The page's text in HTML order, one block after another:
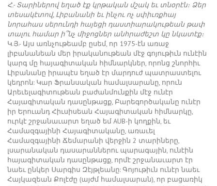
Հ.- Տարիներով եղած էք կրթական մշակ եւ տնօրէն։ Ձեր
տեսակէտով, Լիբանանի եւ ինչու ոչ սփիւռքհայ
նորահաս սերունդի հայեցի դաստիարակութեան թափ
տալու համար ի՞նչ միջոցներ անհրաժեշտ կը նկատէք։
Կ.Յ.- Այս առնչութեամբ ըսեմ, որ 1975-էն առաջ
լիբանանեան մեր իրականութեան մէջ գոյութիւն ունէին
կարգ մը հայագիտական հիմնարկներ, որոնց շնորհիւ
Լիբանանը իրապէս եղած էր մարդուժ պատրաստելու
կեդրոն: Կար Ֆրանսական համալսարանը, որուն
Արեւելագիտութեան բաժանմունքին մէջ ունէր
Հայագիտական դասընթացք, Բարեգործականը ունէր
իր Երուանդ Հիւսիսեան Հայագիտական հիմնարկը,
ուրկէ շրջանաւարտ եղած եմ AUB-ի կողքին, եւ
Համազգայինի Հայագիտականը, առաւել
Համազգայինի Ճեմարանի վերջին 2 տարիները,
լսարանական դասարաններու պարագային, ունէին
հայագիտական դասընթացք, որմէ շրջանաւարտ էր
նաեւ ընկեր Սարգիս Զէյթլեանը: Գոյութիւն ունէր նաեւ
Հայկազեան Քոլէժը (այժմ համալսարան), որ բացառիկ